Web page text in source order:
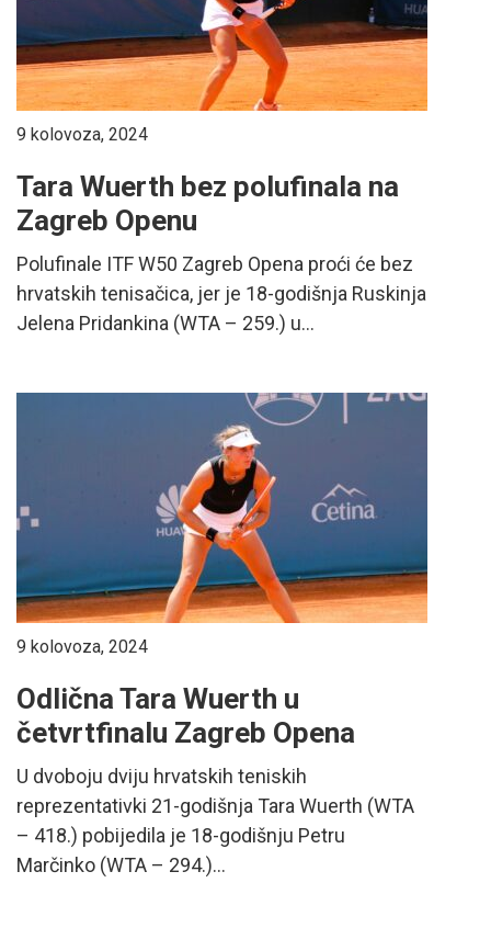
9 kolovoza, 2024
Tara Wuerth bez polufinala na
Zagreb Openu
Polufinale ITF W50 Zagreb Opena proći će bez
hrvatskih tenisačica, jer je 18-godišnja Ruskinja
Jelena Pridankina (WTA – 259.) u...
9 kolovoza, 2024
Odlična Tara Wuerth u
četvrtfinalu Zagreb Opena
U dvoboju dviju hrvatskih teniskih
reprezentativki 21-godišnja Tara Wuerth (WTA
– 418.) pobijedila je 18-godišnju Petru
Marčinko (WTA – 294.)...